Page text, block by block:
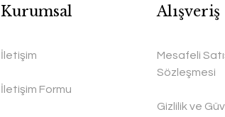
Kurumsal
İletişim
İletişim Formu
Alışveriş
Mesafeli
Sözleşmesi
Gizlilik ve